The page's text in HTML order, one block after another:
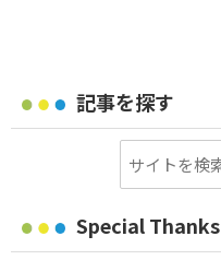
記事を探す
Special Thanks